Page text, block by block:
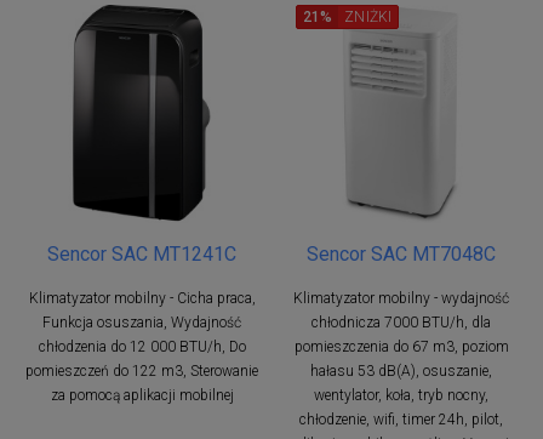
Sencor SAC MT1241C
Klimatyzator mobilny - Cicha praca,
Funkcja osuszania, Wydajność
chłodzenia do 12 000 BTU/h, Do
pomieszczeń do 122 m3, Sterowanie
za pomocą aplikacji mobilnej
Sencor SAC MT7048C
Klimatyzator mobilny - wydajność
chłodnicza 7000 BTU/h, dla
pomieszczenia do 67 m3, poziom
hałasu 53 dB(A), osuszanie,
wentylator, koła, tryb nocny,
chłodzenie, wifi, timer 24h, pilot,
21% ZNIŻKI